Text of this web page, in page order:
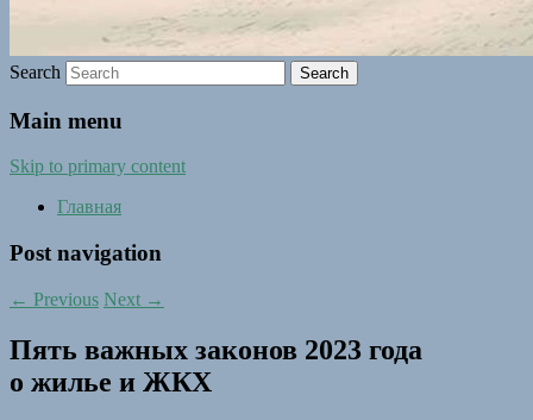
Search
Main menu
Skip to primary content
Главная
Post navigation
← Previous Next →
Пять важных законов 2023 года
о жилье и ЖКХ